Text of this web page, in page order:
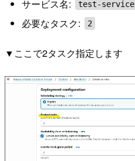
サービス名: test-service
必要なタスク: 2
▼ここで2タスク指定します